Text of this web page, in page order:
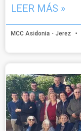
LEER MÁS »
MCC Asidonia - Jerez